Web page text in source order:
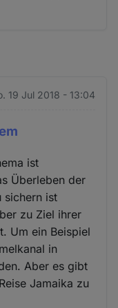
19 Jul 2018 - 13:04
ist
Überleben der
sichern ist
zu Ziel ihrer
Um ein Beispiel
in
Aber es gibt
Jamaika zu